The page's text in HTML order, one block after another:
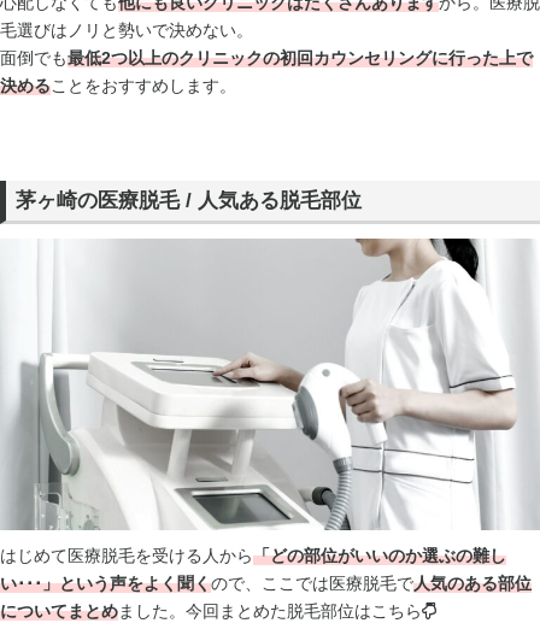
毛選びはノリと勢いで決めない。
面倒でも最低2つ以上のクリニックの初回カウンセリングに行った上で
決めることをおすすめします。
茅ヶ崎の医療脱毛 / 人気ある脱毛部位
はじめて医療脱毛を受ける人から「どの部位がいいのか選ぶの難し
い･･･」という声をよく聞くので、ここでは医療脱毛で人気のある部位
についてまとめました。今回まとめた脱毛部位はこちら